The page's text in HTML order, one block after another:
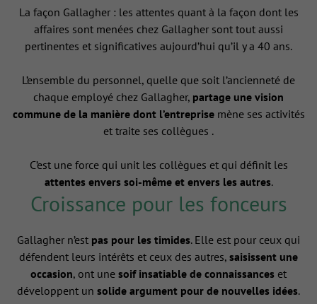
La façon Gallagher : les attentes quant à la façon dont les
affaires sont menées chez Gallagher sont tout aussi
pertinentes et significatives aujourd’hui qu’il y a 40 ans.
L’ensemble du personnel, quelle que soit l’ancienneté de
chaque employé chez Gallagher, partage une vision
commune de la manière dont l’entreprisemène ses activités
et traite ses collègues .
C’est une force qui unit les collègues et qui définit les
attentes envers soi-même et envers les autres.
Croissance pour les fonceurs
Gallagher n’est pas pour les timides. Elle est pour ceux qui
défendent leurs intérêts et ceux des autres, saisissent une
occasion, ont une soif insatiable de connaissances et
développent un solide argument pour de nouvelles idées.